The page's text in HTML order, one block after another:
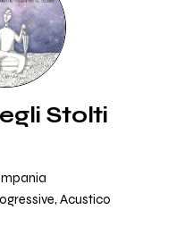
Stolti
Acustico